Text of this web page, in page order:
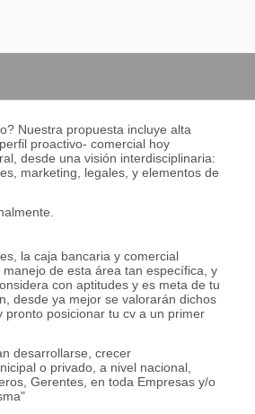
Nuestra propuesta incluye alta
proactivo- comercial hoy
desde una visión interdisciplinaria:
marketing, legales, y elementos de
la caja bancaria y comercial
de esta área tan específica, y
con aptitudes y es meta de tu
desde ya mejor se valorarán dichos
pronto posicionar tu cv a un primer
desarrollarse, crecer
o privado, a nivel nacional,
Gerentes, en toda Empresas y/o